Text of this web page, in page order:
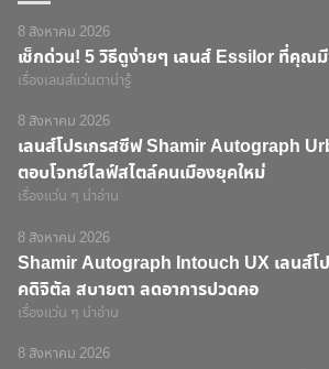
8 สิงหาคม 2026
เช็กด่วน! 5 วิธีดูง่ายๆ เลนส์ Essilor ที่คุณ
เรื่องเลนส์แว่นตาน่ารู้
8 สิงหาคม 2026
เลนส์โปรเกรสซีฟ Shamir Autograph
ตอบโจทย์ไลฟ์สไตล์คนเมืองยุคใหม่
เรื่องแว่น ๆ น่าอ่าน
8 สิงหาคม 2026
Shamir Autograph Intouch UX เลนส์โ
คดิจิตัล สบายตา ลดอาการปวดคอ
เรื่องแว่น ๆ น่าอ่าน
8 สิงหาคม 2026